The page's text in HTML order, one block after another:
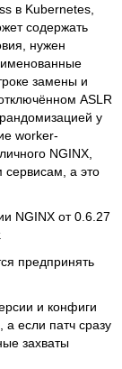
в Kubernetes,
содержать
нужен
замены и
ASLR
у
worker-
NGINX,
сервисам, а это
NGINX от 0.6.27
предпринять
и конфиги
если патч сразу
захваты